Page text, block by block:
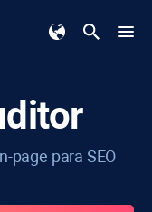
page para SEO